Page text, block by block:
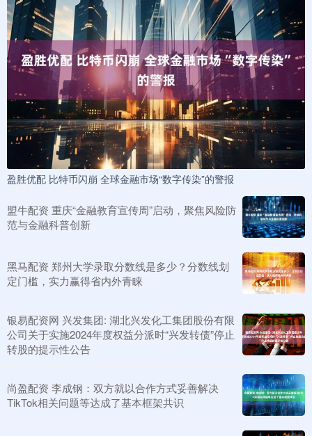
盈胜优配 比特币闪崩 全球金融市场“数字传染”的警报
盟牛配资 重庆“金融教育宣传周”启动，聚焦风险防
范与金融科普创新
黑马配资 郑州大学录取分数线是多少？分数线划
定门槛，实力赢得省内外青睐
银易配资网 兴发集团: 湖北兴发化工集团股份有限
公司关于实施2024年度权益分派时“兴发转债”停止
转股的提示性公告
尚盈配资 李成钢：双方就以合作方式妥善解决
TikTok相关问题等达成了基本框架共识